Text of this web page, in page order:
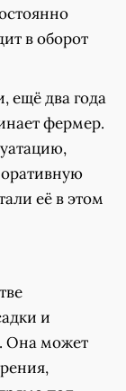
в оборот
ещё два года
фермер.
её в этом
и
Она может